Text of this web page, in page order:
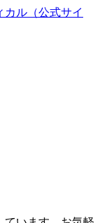
カル（公式サイ